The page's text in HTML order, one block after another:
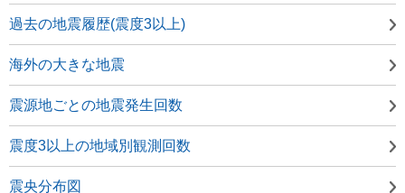
過去の地震履歴(震度3以上)
海外の大きな地震
震源地ごとの地震発生回数
震度3以上の地域別観測回数
震央分布図